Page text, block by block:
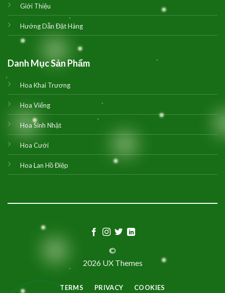
Giới Thiệu
Hướng Dẫn Đặt Hàng
Danh Mục Sản Phẩm
Hoa Khai Trương
Hoa Viếng
Hoa Sinh Nhật
Hoa Cưới
Hoa Lan Hồ Điệp
©
2026 UX Themes
TERMS PRIVACY COOKIES